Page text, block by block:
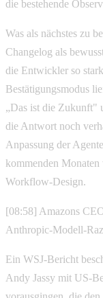
die bestehende
Was als nächstes zu
Changelog als
die Entwickler so
Bestätigungsmodus
„Das ist die Zukunft"
die Antwort noch
Anpassung der
kommenden
Workflow-Design.
[08:58] Amazons
Anthropic-Modell-
Ein WSJ-Bericht
Andy Jassy mit US-